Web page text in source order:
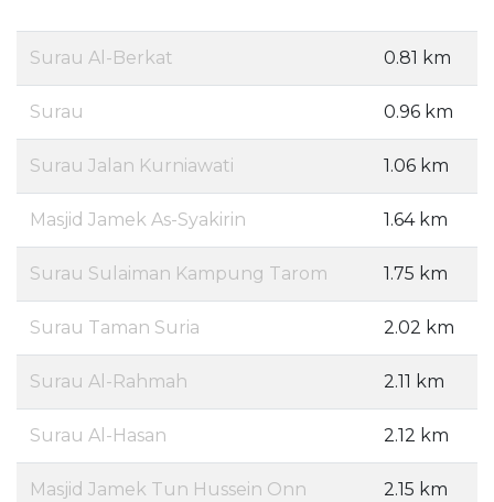
Surau Al-Berkat 0.81 km
Surau 0.96 km
Surau Jalan Kurniawati 1.06 km
Masjid Jamek As-Syakirin 1.64 km
Surau Sulaiman Kampung Tarom 1.75 km
Surau Taman Suria 2.02 km
Surau Al-Rahmah 2.11 km
Surau Al-Hasan 2.12 km
Masjid Jamek Tun Hussein Onn 2.15 km